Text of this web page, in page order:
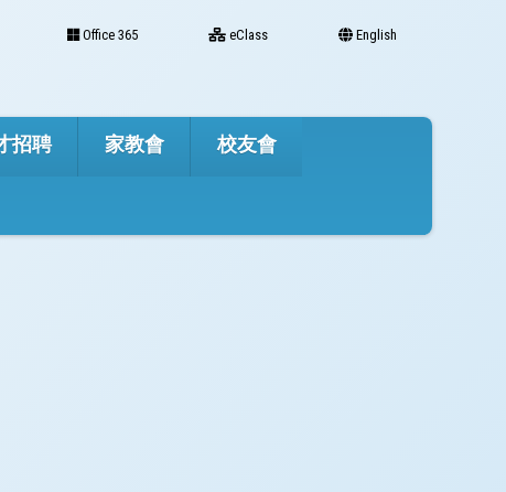
Office 365 eClass English
招聘 家教會 校友會